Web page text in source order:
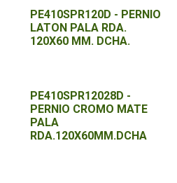
PE410SPR120D - PERNIO
LATON PALA RDA.
120X60 MM. DCHA.
PE410SPR12028D -
PERNIO CROMO MATE
PALA
RDA.120X60MM.DCHA